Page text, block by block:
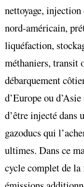
nettoyage,
nord-américain,
liquéfaction,
méthaniers, transit
débarquement
d’Europe ou
d’être injecté dans
gazoducs qui
ultimes. Dans ce
cycle complet de